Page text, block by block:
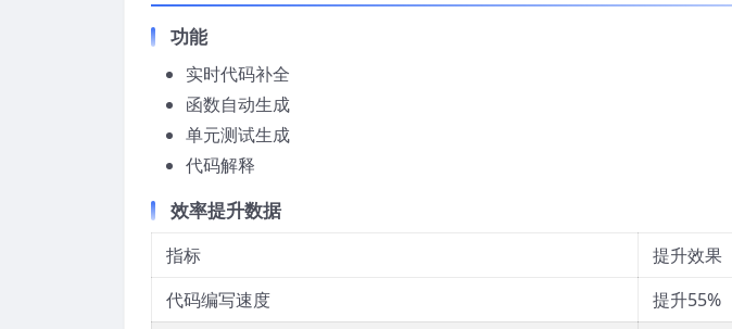
功能
实时代码补全
函数自动生成
单元测试生成
代码解释
效率提升数据
指标
提升效果
代码编写速度
提升55%